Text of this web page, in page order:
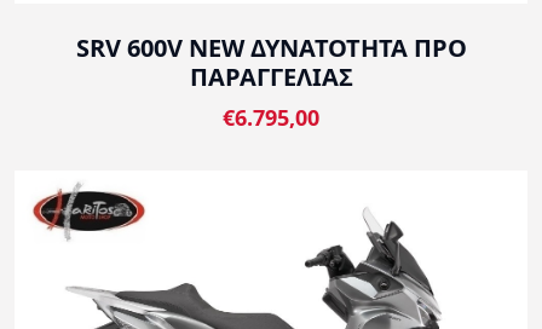
SRV 600V NEW ΔΥΝΑΤΟΤΗΤΑ ΠΡΟ
ΠΑΡΑΓΓΕΛΙΑΣ
€6.795,00